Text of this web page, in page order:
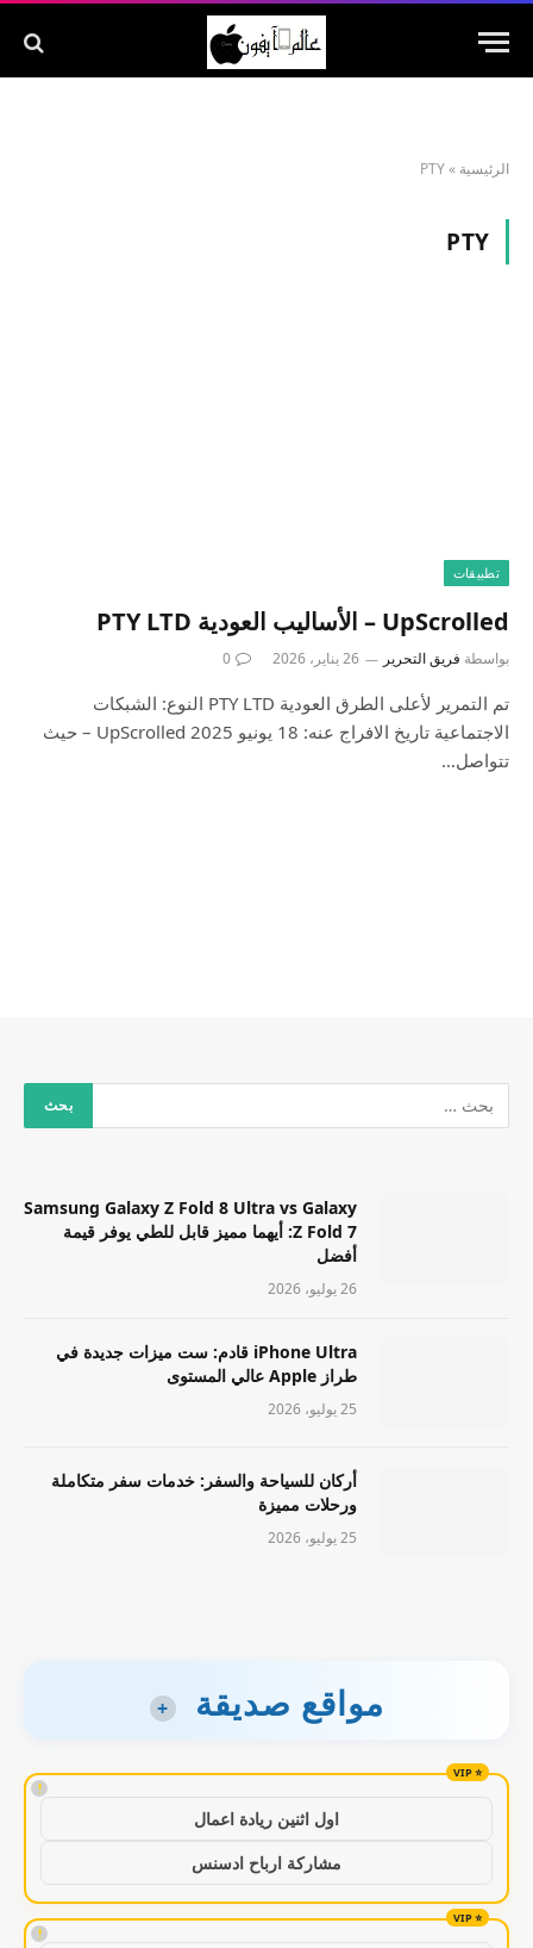
الرئيسية »
PTY
PTY
تطبيقات
UpScrolled – الأساليب العودية PTY LTD
بواسطة فريق التحرير 26 يناير، 2026 0
تم التمرير لأعلى الطرق العودية PTY LTD النوع: الشبكات
الاجتماعية تاريخ الافراج عنه: 18 يونيو 2025 UpScrolled – حيث
تتواصل…
Samsung Galaxy Z Fold 8 Ultra vs Galaxy
Z Fold 7: أيهما مميز قابل للطي يوفر قيمة
أفضل
26 يوليو، 2026
iPhone Ultra قادم: ست ميزات جديدة في
طراز Apple عالي المستوى
25 يوليو، 2026
أركان للسياحة والسفر: خدمات سفر متكاملة
ورحلات مميزة
25 يوليو، 2026
مواقع صديقة +
!
اول اثنين ريادة اعمال
مشاركة ارباح ادسنس
!